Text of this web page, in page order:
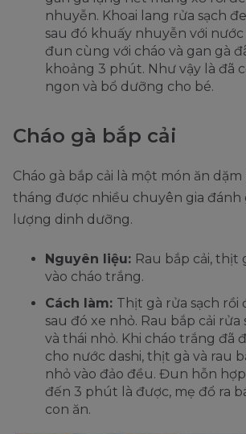
nhuyễn. Khoai lang rửa sạch
sau đó khuấy nhuyễn với nước
đun cùng với cháo và gan gà
khoảng 3 phút. Như vậy là đã
ngon và bổ dưỡng cho bé.
Cháo gà bắp cải
Cháo gà bắp cải là một món ăn
tháng được nhiều chuyên gia đánh
lượng dinh dưỡng.
Nguyên liệu: Rau bắp cải, thịt
vào cháo trắng.
Cách làm: Thịt gà rửa sạch
sau đó xe nhỏ. Rau bắp cải
và thái nhỏ. Khi cháo trắng đã
cho nước dashi, thịt gà và rau
nhỏ vào đảo đều. Đun hỗn
đến 3 phút là được, mẹ đổ ra
con ăn.